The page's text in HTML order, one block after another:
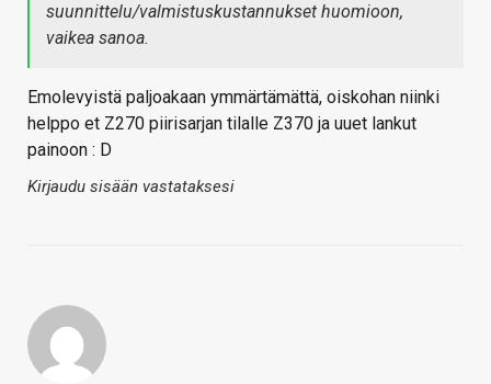
suunnittelu/valmistuskustannukset huomioon,
vaikea sanoa.
Emolevyistä paljoakaan ymmärtämättä, oiskohan niinki
helppo et Z270 piirisarjan tilalle Z370 ja uuet lankut
painoon : D
Kirjaudu sisään vastataksesi